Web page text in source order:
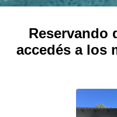
Reservando
accedés a los